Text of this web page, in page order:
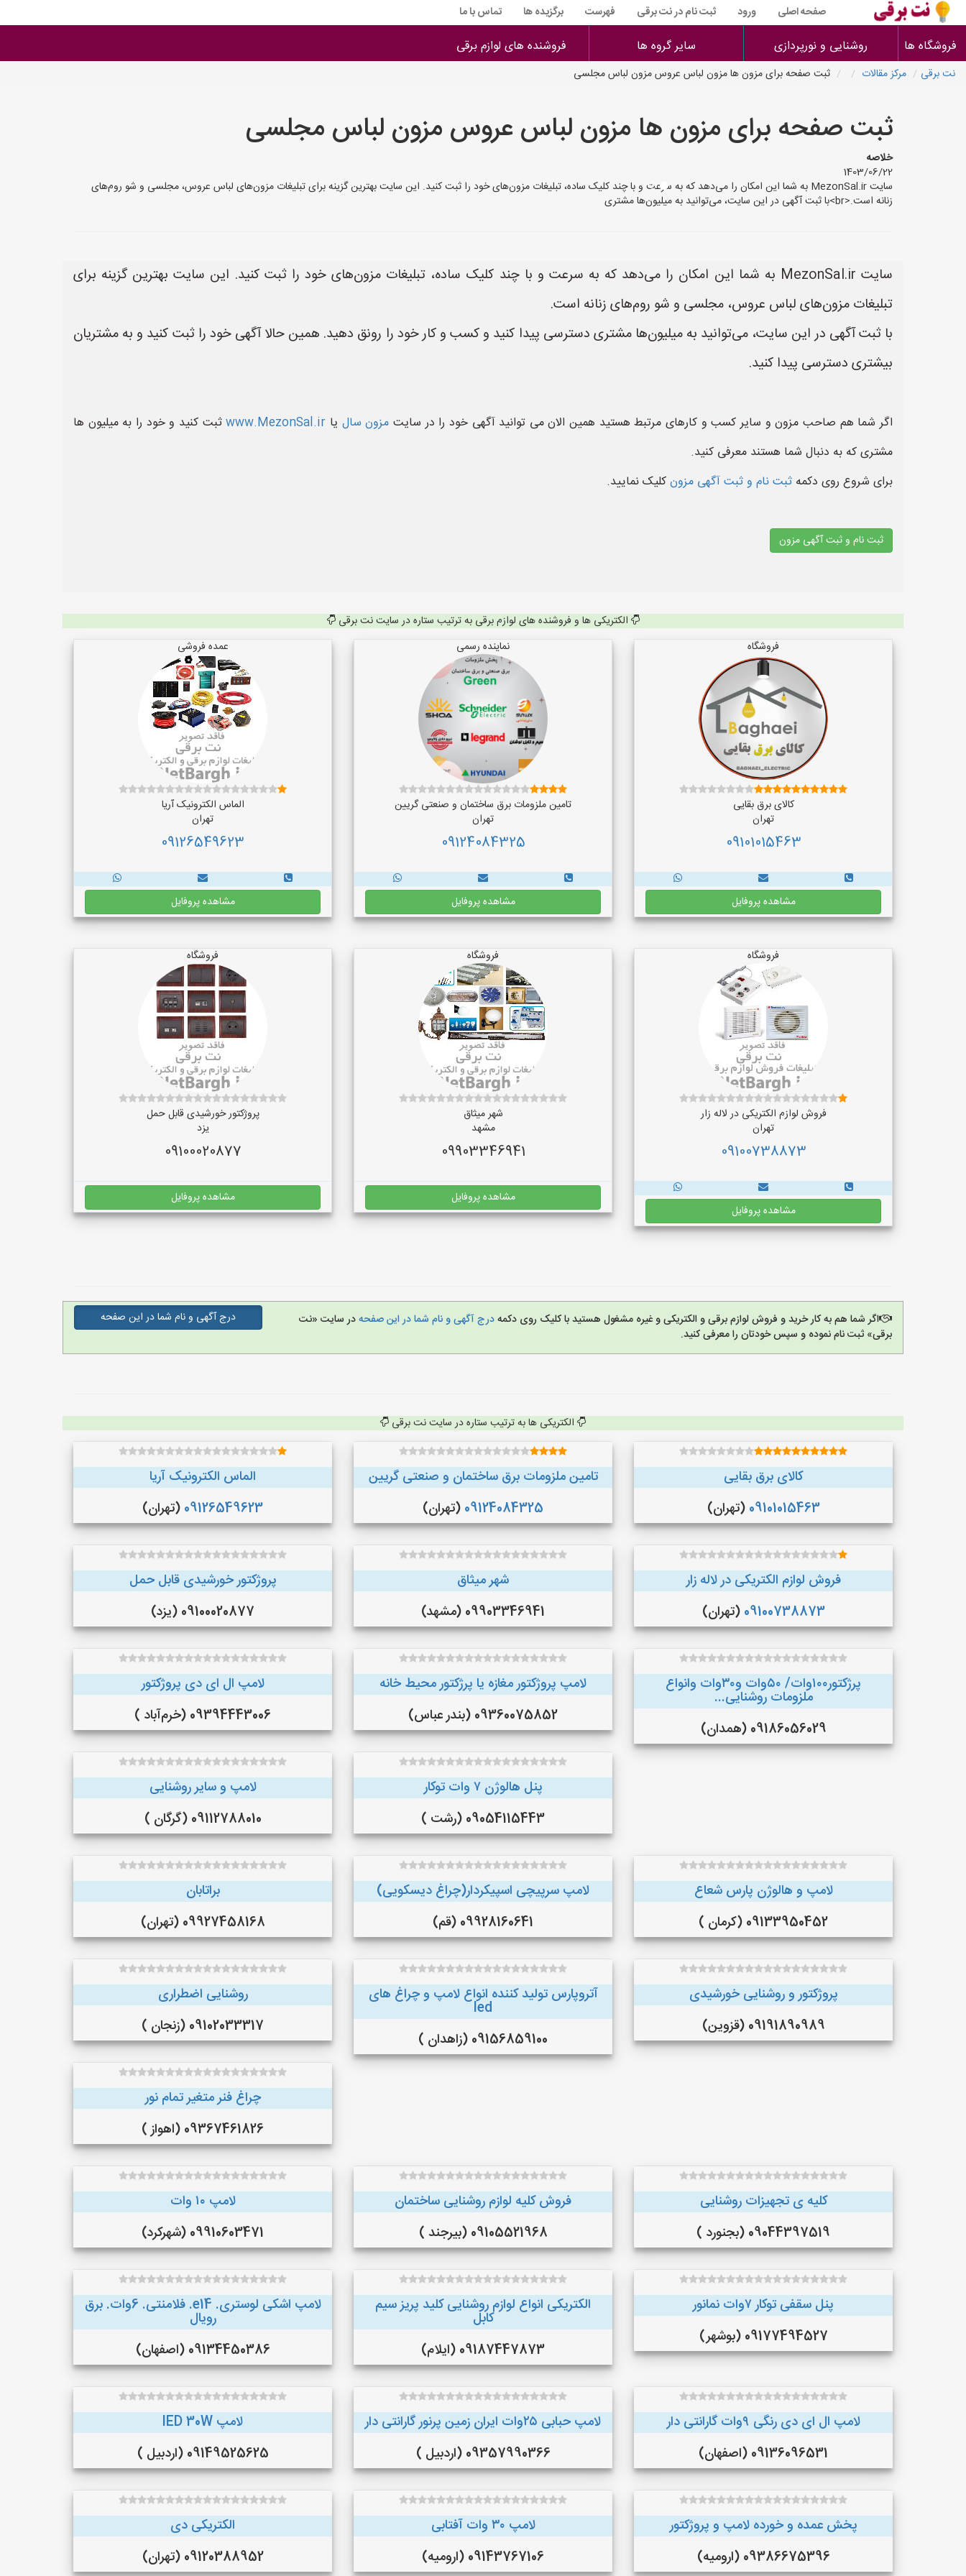
صفحه اصلی ورود ثبت نام در نت برقی فهرست برگزیده ها تماس با ما
فروشگاه ها روشنایی و نورپردازی سایر گروه ها فروشنده های لوازم برقی
نت برقی مرکز مقالات ثبت صفحه برای مزون ها مزون لباس عروس مزون لباس مجلسی
ثبت صفحه برای مزون ها مزون لباس عروس مزون لباس مجلسی
خلاصه
1403/06/22
سایت MezonSal.ir به شما این امکان را می‌دهد که به سرعت و با چند کلیک ساده، تبلیغات مزون‌های خود را ثبت کنید. این سایت بهترین گزینه برای تبلیغات مزون‌های لباس عروس، مجلسی و شو روم‌های
زنانه است.<br>با ثبت آگهی در این سایت، می‌توانید به میلیون‌ها مشتری
سایت MezonSal.ir به شما این امکان را می‌دهد که به سرعت و با چند کلیک ساده، تبلیغات مزون‌های خود را ثبت کنید. این سایت بهترین گزینه برای
تبلیغات مزون‌های لباس عروس، مجلسی و شو روم‌های زنانه است.
با ثبت آگهی در این سایت، می‌توانید به میلیون‌ها مشتری دسترسی پیدا کنید و کسب و کار خود را رونق دهید. همین حالا آگهی خود را ثبت کنید و به مشتریان
بیشتری دسترسی پیدا کنید.
اگر شما هم صاحب مزون و سایر کسب و کارهای مرتبط هستید همین الان می توانید آگهی خود را در سایت مزون سال یا www.MezonSal.irثبت کنید و خود را به میلیون ها
مشتری که به دنبال شما هستند معرفی کنید.
برای شروع روی دکمه ثبت نام و ثبت آگهی مزونکلیک نمایید.
ثبت نام و ثبت آگهی مزون
الکتریکی ها و فروشنده های لوازم برقی به ترتیب ستاره در سایت نت برقی
فروشگاه
کالای برق بقایی
تهران
09101015463
مشاهده پروفایل
نماینده رسمی
تامین ملزومات برق ساختمان و صنعتی گریین
تهران
09124084325
مشاهده پروفایل
عمده فروشی
الماس الکترونیک آریا
تهران
09126549623
مشاهده پروفایل
فروشگاه
فروش لوازم الکتریکی در لاله زار
تهران
09100738873
مشاهده پروفایل
فروشگاه
شهر میثاق
مشهد
09903346941
مشاهده پروفایل
فروشگاه
پروژکتور خورشیدی قابل حمل
یزد
09100020877
مشاهده پروفایل
اگر شما هم به کار خرید و فروش لوازم برقی و الکتریکی و غیره مشغول هستید با کلیک روی دکمهدرج آگهی و نام شما در این صفحهدر سایت «نت
برقی» ثبت نام نموده و سپس خودتان را معرفی کنید.
درج آگهی و نام شما در این صفحه
الکتریکی ها به ترتیب ستاره در سایت نت برقی
کالای برق بقایی
09101015463 (تهران)
تامین ملزومات برق ساختمان و صنعتی گریین
09124084325 (تهران)
الماس الکترونیک آریا
09126549623 (تهران)
فروش لوازم الکتریکی در لاله زار
09100738873 (تهران)
شهر میثاق
09903346941 (مشهد)
پروژکتور خورشیدی قابل حمل
09100020877 (یزد)
پرژکتور۱۰۰وات/ ۵۰وات و۳۰وات وانواع
ملزومات روشنایی...
09186056029 (همدان)
لامپ پروژکتور مغازه یا پرژکتور محیط خانه
09360075852 (بندر عباس)
لامپ ال ای دی پروژکتور
09394443006 (خرم‌آباد )
پنل هالوژن ۷ وات توکار
09054115443 (رشت )
لامپ و سایر روشنایی
09112788010 (گرگان )
لامپ و هالوژن پارس شعاع
09133950452 (کرمان )
لامپ سرپیچی اسپیکردار(چراغ دیسکویی)
09928160641 (قم)
براتابان
09927458168 (تهران)
پروژکتور و روشنایی خورشیدی
09191890989 (قزوین)
آتروپارس تولید کننده انواع لامپ و چراغ های
led
09156859100 (زاهدان )
روشنایی اضطراری
09102033317 (زنجان )
چراغ فنر متغیر تمام نور
09367461826 (اهواز )
کلیه ی تجهیزات روشنایی
09044397519 (بجنورد )
فروش کلیه لوازم روشنایی ساختمان
09105521968 (بیرجند )
لامپ ۱۰ وات
09910603471 (شهرکرد)
پنل سقفی توکار ۷وات نمانور
09177494527 (بوشهر)
الکتریکی انواع لوازم روشنایی کلید پریز سیم
کابل
09187447873 (ایلام)
لامپ اشکی لوستری. e14. فلامنتی. 6وات. برق
رویال
09134450386 (اصفهان)
لامپ ال ای دی رنگی ۹وات گارانتی دار
09136096531 (اصفهان)
لامپ حبابی ۲۵وات ایران زمین پرنور گارانتی دار
09357990366 (اردبیل )
لامپ lED 30W
09149525625 (اردبیل )
پخش عمده و خورده لامپ و پروژکتور
09386675396 (ارومیه)
لامپ ۳۰ وات آفتابی
09143767106 (ارومیه)
الکتریکی دی
09120388952 (تهران)